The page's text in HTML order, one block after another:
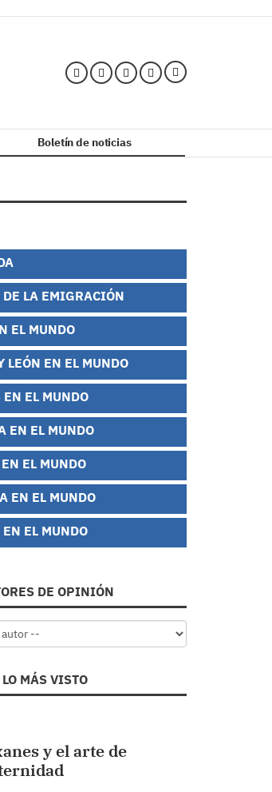
Boletín de noticias
LA EMIGRACIÓN
EL MUNDO
LEÓN EN EL MUNDO
EL MUNDO
EN EL MUNDO
EL MUNDO
EN EL MUNDO
EL MUNDO
DE OPINIÓN
LO MÁS VISTO
y el arte de